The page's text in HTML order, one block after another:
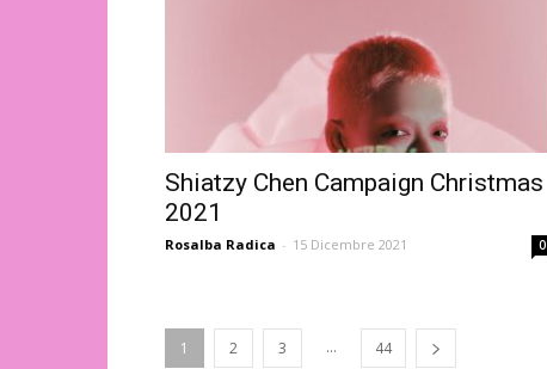
Shiatzy Chen Campaign Christmas
2021
Rosalba Radica - 15 Dicembre 2021 0
1 2 3 ... 44